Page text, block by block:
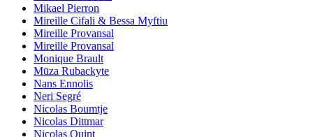
Mikael Pierron
Mireille Cifali & Bessa Myftiu
Mireille Provansal
Mireille Provansal
Monique Brault
Mūza Rubackyte
Nans Ennolis
Neri Segré
Nicolas Boumtje
Nicolas Dittmar
Nicolas Quint